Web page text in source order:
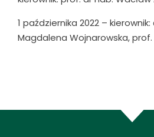
1 października 2022 – kierownik:
Magdalena Wojnarowska, prof.